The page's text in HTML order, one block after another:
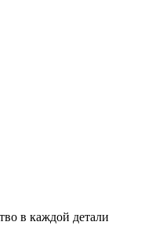
в каждой детали